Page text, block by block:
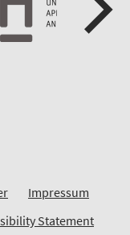
Impressum
Statement